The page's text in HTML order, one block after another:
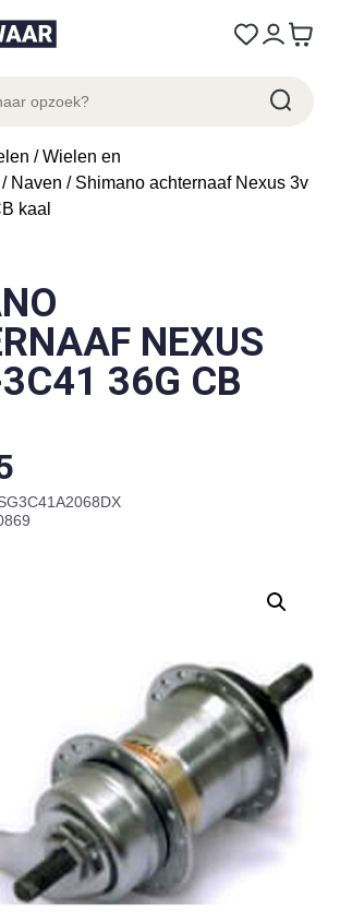
/Wielen en
/ Naven / Shimano achternaaf Nexus 3v
kaal
NEXUS
36G CB